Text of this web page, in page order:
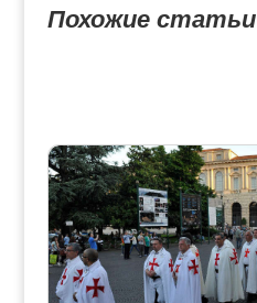
Похожие статьи
Верона
Экскурсии